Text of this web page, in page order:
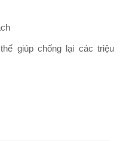
giúp chống lại các triệu